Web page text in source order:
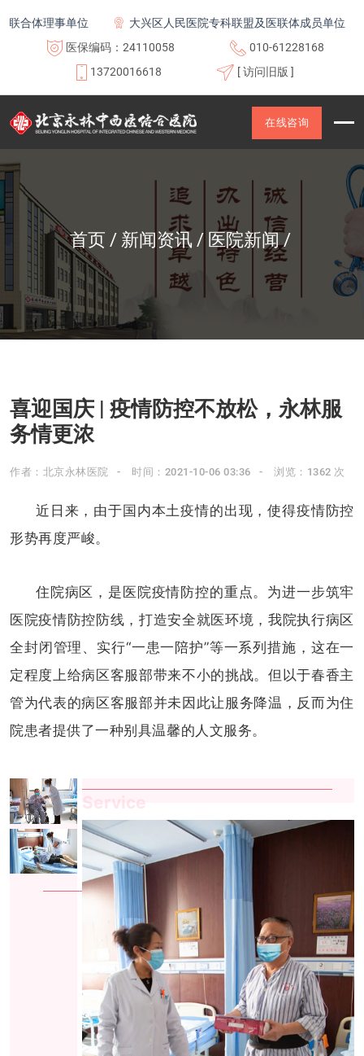
体理事单位 大兴区人民医院专科联盟及医联体成员单位
医保编码：24110058
010-61228168
13720016618
[ 访问旧版 ]
在线咨询
首页 新闻资讯 医院新闻
喜迎国庆 | 疫情防控不放松，永林服
务情更浓
作者：北京永林医院 时间：2021-10-06 03:36 浏览：1362 次
近日来，由于国内本土疫情的出现，使得疫情防控
形势再度严峻。
住院病区，是医院疫情防控的重点。为进一步筑牢
医院疫情防控防线，打造安全就医环境，我院执行病区
全封闭管理、实行“一患一陪护”等一系列措施，这在一
定程度上给病区客服部带来不小的挑战。但以于春香主
管为代表的病区客服部并未因此让服务降温，反而为住
院患者提供了一种别具温馨的人文服务。
Service